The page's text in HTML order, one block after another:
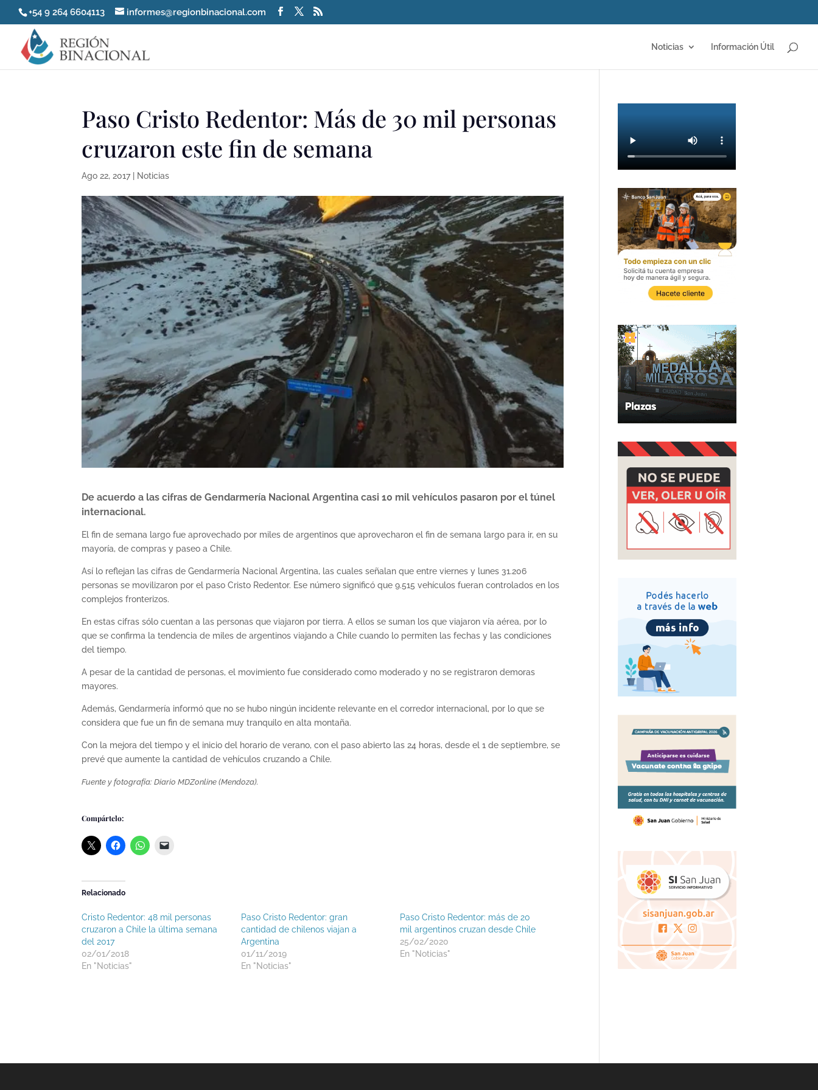
+54 9 264 6604113 informes@regionbinacional.com
Noticias Información Útil
Paso Cristo Redentor: Más de 30 mil personas
cruzaron este fin de semana
Ago 22, 2017| Noticias
De acuerdo a las cifras de Gendarmería Nacional Argentina casi 10 mil vehículos pasaron por el túnel
internacional.
El fin de semana largo fue aprovechado por miles de argentinos que aprovecharon el fin de semana largo para ir, en su
mayoría, de compras y paseo a Chile.
Así lo reflejan las cifras de Gendarmería Nacional Argentina, las cuales señalan que entre viernes y lunes 31.206
personas se movilizaron por el paso Cristo Redentor. Ese número significó que 9.515 vehículos fueran controlados en los
complejos fronterizos.
En estas cifras sólo cuentan a las personas que viajaron por tierra. A ellos se suman los que viajaron vía aérea, por lo
que se confirma la tendencia de miles de argentinos viajando a Chile cuando lo permiten las fechas y las condiciones
del tiempo.
A pesar de la cantidad de personas, el movimiento fue considerado como moderado y no se registraron demoras
mayores.
Además, Gendarmería informó que no se hubo ningún incidente relevante en el corredor internacional, por lo que se
considera que fue un fin de semana muy tranquilo en alta montaña.
Con la mejora del tiempo y el inicio del horario de verano, con el paso abierto las 24 horas, desde el 1 de septiembre, se
prevé que aumente la cantidad de vehículos cruzando a Chile.
Fuente y fotografía: Diario MDZonline (Mendoza).
Compártelo:
Relacionado
Cristo Redentor: 48 mil personas
cruzaron a Chile la última semana
del 2017
02/01/2018
En "Noticias"
Paso Cristo Redentor: gran
cantidad de chilenos viajan a
Argentina
01/11/2019
En "Noticias"
Paso Cristo Redentor: más de 20
mil argentinos cruzan desde Chile
25/02/2020
En "Noticias"